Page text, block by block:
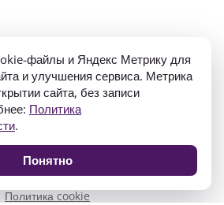
ОГРН 310784709900570 ИНН
781020474307
конфиденциальности
Политика cookie
файлы и Яндекс Метрику для
и улучшения сервиса. Метрика
сайта, без записи
Политика
.
Понятно